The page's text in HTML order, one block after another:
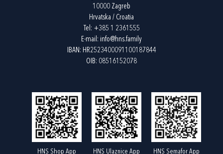
10000 Zagreb
Hrvatska / Croatia
Tel: +385 1 2361555
E-mail: info@hns.family
IBAN: HR2523400091100187844
OIB: 08516152078
HNS Shop App HNS Ulaznice App HNS Semafor App